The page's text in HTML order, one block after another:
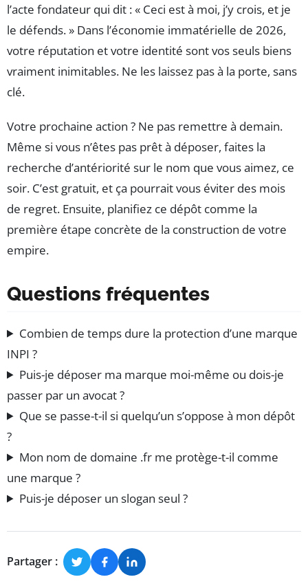
l’acte fondateur qui dit : « Ceci est à moi, j’y crois, et je
le défends. » Dans l’économie immatérielle de 2026,
votre réputation et votre identité sont vos seuls biens
vraiment inimitables. Ne les laissez pas à la porte, sans
clé.
Votre prochaine action ? Ne pas remettre à demain.
Même si vous n’êtes pas prêt à déposer, faites la
recherche d’antériorité sur le nom que vous aimez, ce
soir. C’est gratuit, et ça pourrait vous éviter des mois
de regret. Ensuite, planifiez ce dépôt comme la
première étape concrète de la construction de votre
empire.
Questions fréquentes
Combien de temps dure la protection d’une marque
INPI ?
Puis-je déposer ma marque moi-même ou dois-je
passer par un avocat ?
Que se passe-t-il si quelqu’un s’oppose à mon dépôt
?
Mon nom de domaine .fr me protège-t-il comme
une marque ?
Puis-je déposer un slogan seul ?
Partager :